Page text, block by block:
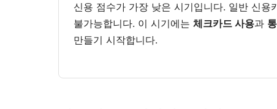
신용 점수가 가장 낮은 시기입니다. 일반 신용
불가능합니다. 이 시기에는 체크카드 사용과
만들기 시작합니다.